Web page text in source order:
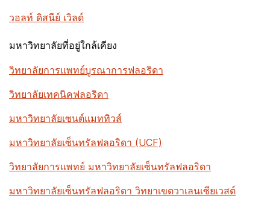
วอลท์ ดิสนีย์ เวิลด์
มหาวิทยาลัยที่อยู่ใกล้เคียง
วิทยาลัยการแพทย์บูรณาการฟลอริดา
วิทยาลัยเทคนิคฟลอริดา
มหาวิทยาลัยเซนต์แมททิวส์
มหาวิทยาลัยเซ็นทรัลฟลอริดา (UCF)
วิทยาลัยการแพทย์ มหาวิทยาลัยเซ็นทรัลฟลอริดา
มหาวิทยาลัยเซ็นทรัลฟลอริดา วิทยาเขตวาเลนเซียเวสต์